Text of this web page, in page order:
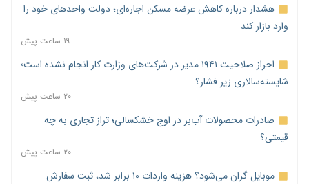
هشدار درباره کاهش عرضه مسکن اجاره‌ای؛ دولت واحدهای خود را
وارد بازار کند
۱۹ ساعت پیش
احراز صلاحیت ۱۹۴۱ مدیر در شرکت‌های وزارت کار انجام نشده است؛
شایسته‌سالاری زیر فشار؟
۲۰ ساعت پیش
صادرات محصولات آب‌بر در اوج خشکسالی؛ تراز تجاری به چه
قیمتی؟
۲۰ ساعت پیش
موبایل گران می‌شود؟ هزینه واردات ۱۰ برابر شد، ثبت سفارش